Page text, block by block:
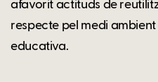
afavorit actituds de
respecte pel medi
educativa.